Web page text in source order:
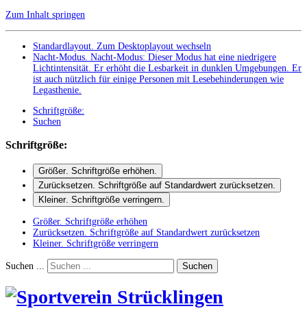
Zum Inhalt springen
Standardlayout. Zum Desktoplayout wechseln
Nacht-Modus. Nacht-Modus: Dieser Modus hat eine niedrigere
Lichtintensität. Er erhöht die Lesbarkeit in dunklen Umgebungen. Er
ist auch nützlich für einige Personen mit Lesebehinderungen wie
Legasthenie.
Schriftgröße:
Suchen
Schriftgröße:
Größer. Schriftgröße erhöhen.
Zurücksetzen . Schriftgröße auf Standardwert zurücksetzen.
Kleiner. Schriftgröße verringern.
Größer. Schriftgröße erhöhen
Zurücksetzen . Schriftgröße auf Standardwert zurücksetzen
Kleiner. Schriftgröße verringern
Suchen ... Suchen